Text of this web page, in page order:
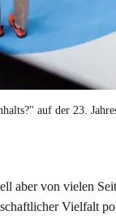
auf der 23.
aber von vielen
Vielfalt